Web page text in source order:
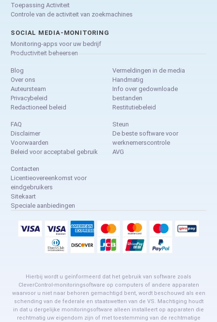
Toepassing Activiteit
Controle van de activiteit van zoekmachines
SOCIAL MEDIA-MONITORING
Monitoring-apps voor uw bedrijf
Productiviteit beheersen
Blog
Over ons
Auteursteam
Privacybeleid
Redactioneel beleid
Vermeldingen in de media
Handmatig
Info over gedownloade
bestanden
Restitutiebeleid
FAQ
Disclaimer
Voorwaarden
Beleid voor acceptabel gebruik
Steun
De beste software voor
werknemerscontrole
AVG
Contacten
Licentieovereenkomst voor
eindgebruikers
Sitekaart
Speciale aanbiedingen
Hierbij wordt u geïnformeerd dat het gebruik van software zoals
CleverControl-monitoringsoftware op computers of andere apparaten
waarvoor u niet naar behoren gemachtigd bent, wordt beschouwd als een
schending van de federale en staatswetten van de VS. Machtiging houdt
in dat u dergelijke monitoringsoftware alleen installeert op apparaten die
rechtmatig uw eigendom zijn of met toestemming van de rechtmatige